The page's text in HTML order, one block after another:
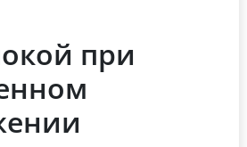
при